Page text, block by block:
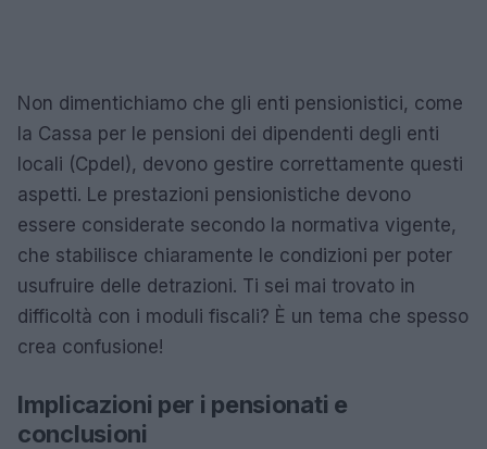
Non dimentichiamo che gli enti pensionistici, come
la Cassa per le pensioni dei dipendenti degli enti
locali (Cpdel), devono gestire correttamente questi
aspetti. Le prestazioni pensionistiche devono
essere considerate secondo la normativa vigente,
che stabilisce chiaramente le condizioni per poter
usufruire delle detrazioni. Ti sei mai trovato in
difficoltà con i moduli fiscali? È un tema che spesso
crea confusione!
Implicazioni per i pensionati e
conclusioni